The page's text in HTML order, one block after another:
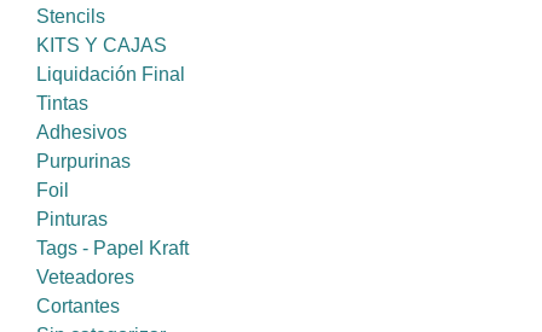
Stencils
KITS Y CAJAS
Liquidación Final
Tintas
Adhesivos
Purpurinas
Foil
Pinturas
Tags - Papel Kraft
Veteadores
Cortantes